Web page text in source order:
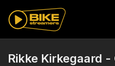
Rikke Kirkegaard -